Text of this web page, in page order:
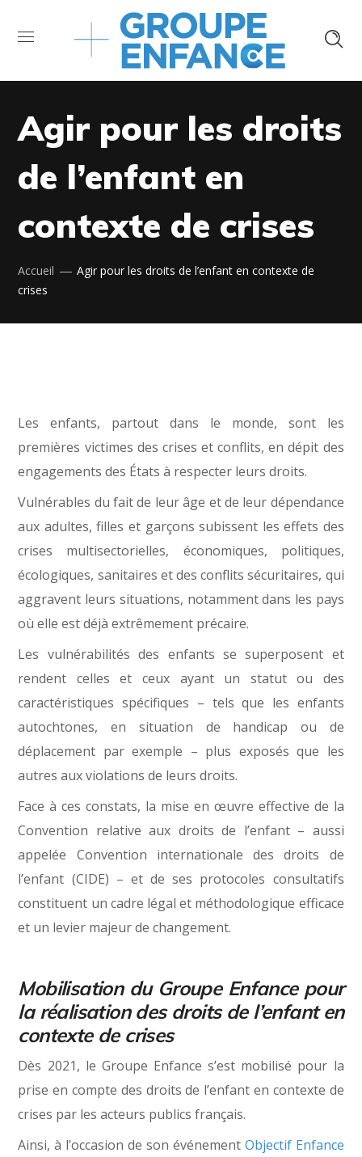
Agir pour les droits
de l’enfant en
contexte de crises
Accueil
Agir pour les droits de l’enfant en contexte de
crises
Les enfants, partout dans le monde, sont les
premières victimes des crises et conflits, en dépit des
engagements des États à respecter leurs droits.
Vulnérables du fait de leur âge et de leur dépendance
aux adultes, filles et garçons subissent les effets des
crises multisectorielles, économiques, politiques,
écologiques, sanitaires et des conflits sécuritaires, qui
aggravent leurs situations, notamment dans les pays
où elle est déjà extrêmement précaire.
Les vulnérabilités des enfants se superposent et
rendent celles et ceux ayant un statut ou des
caractéristiques spécifiques – tels que les enfants
autochtones, en situation de handicap ou de
déplacement par exemple – plus exposés que les
autres aux violations de leurs droits.
Face à ces constats, la mise en œuvre effective de la
Convention relative aux droits de l’enfant – aussi
appelée Convention internationale des droits de
l’enfant (CIDE) – et de ses protocoles consultatifs
constituent un cadre légal et méthodologique efficace
et un levier majeur de changement.
Mobilisation du Groupe Enfance pour
la réalisation des droits de l’enfant en
contexte de crises
Dès 2021, le Groupe Enfance s’est mobilisé pour la
prise en compte des droits de l’enfant en contexte de
crises par les acteurs publics français.
Ainsi, à l’occasion de son événement Objectif Enfance